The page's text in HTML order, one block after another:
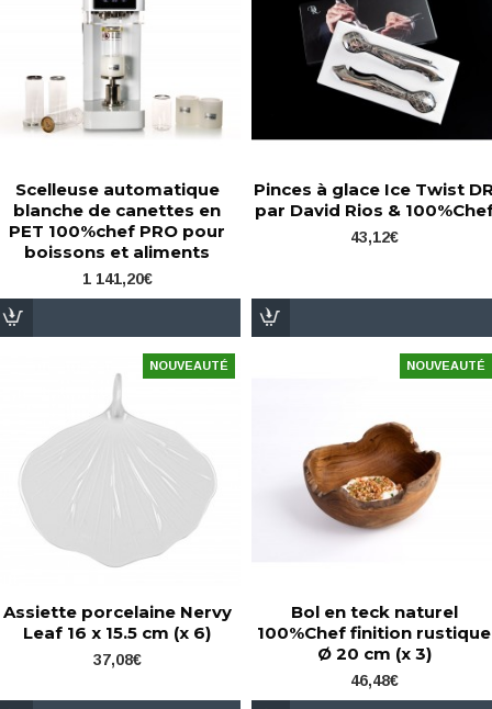
Scelleuse automatique
blanche de canettes en
PET 100%chef PRO pour
boissons et aliments
1 141,20€
Pinces à glace Ice Twist
par David Rios &
43,12€
NOUVEAUTÉ
Assiette porcelaine Nervy
Leaf 16 x 15.5 cm (x 6)
37,08€
NOUVEAUTÉ
Bol en teck naturel
100%Chef finition rustique
Ø 20 cm (x 3)
46,48€